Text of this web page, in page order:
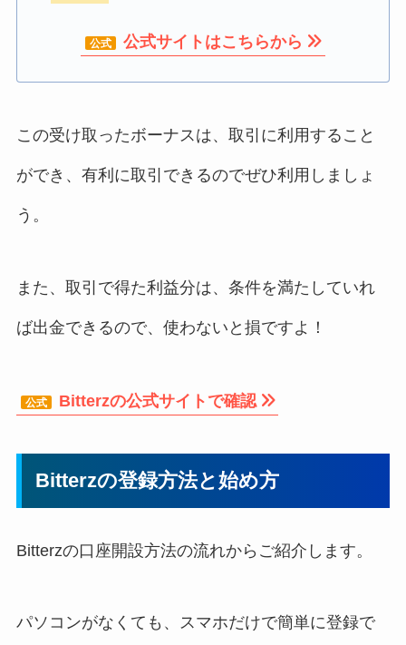
公式サイトはこちらから
この受け取ったボーナスは、取引に利用すること
ができ、有利に取引できるのでぜひ利用しましょ
う。
また、取引で得た利益分は、条件を満たしていれ
ば出金できるので、使わないと損ですよ！
Bitterzの公式サイトで確認
Bitterzの登録方法と始め方
Bitterzの口座開設方法の流れからご紹介します。
パソコンがなくても、スマホだけで簡単に登録で